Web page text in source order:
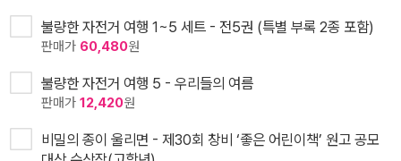
불량한 자전거 여행 1~5 세트 - 전5권 (특별 부록 2종 포함)
판매가 60,480원
불량한 자전거 여행 5 - 우리들의 여름
판매가 12,420원
비밀의 종이 울리면 - 제30회 창비 ‘좋은 어린이책’ 원고 공모